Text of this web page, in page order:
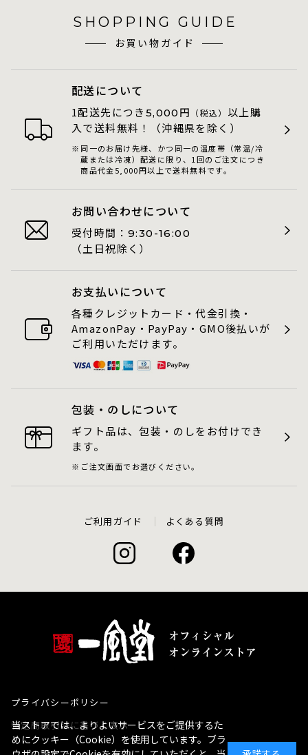
SHOPPING GUIDE
お買い物ガイド
配送について
1配送先につき 5,000 円 （税込） 以上購
入で送料無料！（沖縄県を除く）
同一のお届け先様、かつ同一の温度帯（常温/冷
蔵または冷凍）配送に限り、1回のご注文につき
商品代金5,000円以上で送料無料です。
お問い合わせについて
受付時間： 9:30-16:00
（土日祝除く）
お支払いについて
各種クレジットカード・代金引換・
AmazonPay・PayPay・GMO後払いが
ご利用いただけます。
包装・のしについて
ギフト品は、包装・のしをお付けでき
ます。
ご注文画面でお選びください。
ご利用ガイド よくある質問
プライバシーポリシー
特定商取引法に基づく表示
当ストアでは、よりよいサービスをご提供するた
めにクッキー（Cookie）を使用しています。ブラ